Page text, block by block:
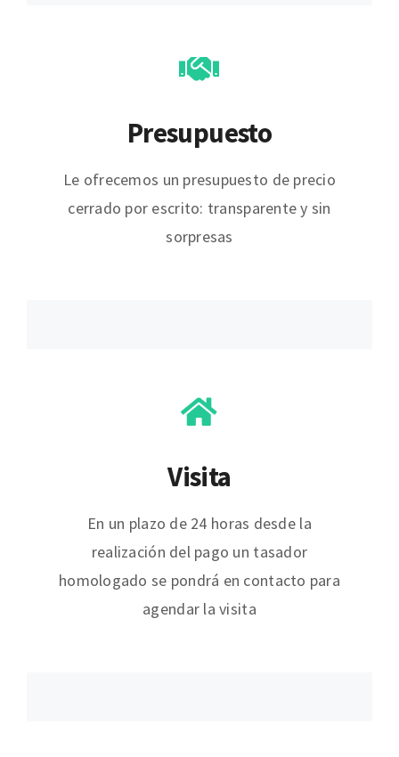
Presupuesto
Le ofrecemos un presupuesto de precio
cerrado por escrito: transparente y sin
sorpresas
Visita
En un plazo de 24 horas desde la
realización del pago un tasador
homologado se pondrá en contacto para
agendar la visita